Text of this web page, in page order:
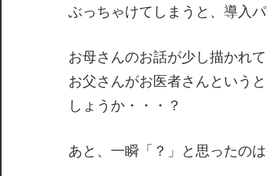
ぶっちゃけてしまうと、導入
お母さんのお話が少し描かれ
お父さんがお医者さんという
しょうか・・・？
あと、一瞬「？」と思ったのは